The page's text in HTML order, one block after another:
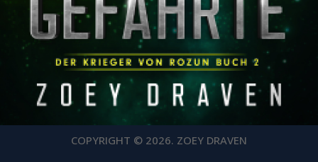
COPYRIGHT © 2026. ZOEY DRAVEN